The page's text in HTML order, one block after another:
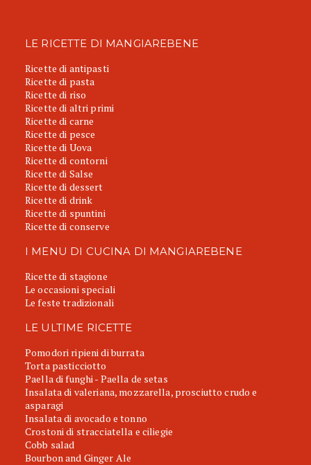
LE RICETTE DI MANGIAREBENE
Ricette di antipasti
Ricette di pasta
Ricette di riso
Ricette di altri primi
Ricette di carne
Ricette di pesce
Ricette di Uova
Ricette di contorni
Ricette di Salse
Ricette di dessert
Ricette di drink
Ricette di spuntini
Ricette di conserve
I MENU DI CUCINA DI MANGIAREBENE
Ricette di stagione
Le occasioni speciali
Le feste tradizionali
LE ULTIME RICETTE
Pomodori ripieni di burrata
Torta pasticciotto
Paella di funghi - Paella de setas
Insalata di valeriana, mozzarella, prosciutto crudo e
asparagi
Insalata di avocado e tonno
Crostoni di stracciatella e ciliegie
Cobb salad
Bourbon and Ginger Ale